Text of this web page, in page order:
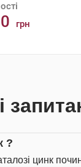
грн
?
цинк